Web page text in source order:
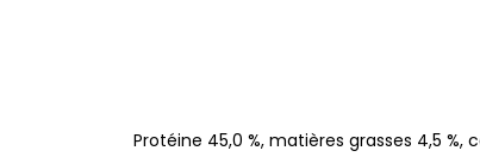
Protéine 45,0 %, matières grasses 4,5 %,